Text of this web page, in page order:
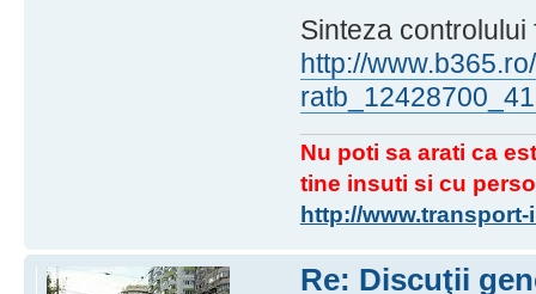
Sinteza
http://
Nu poti sa arati ca
tine insuti si cu
http://
Re: Discuţii